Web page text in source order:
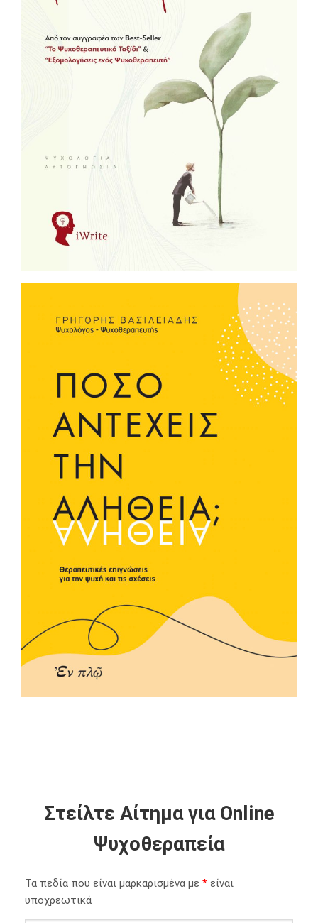
Στείλτε Αίτημα για Online
Ψυχοθεραπεία
Τα πεδία που είναι μαρκαρισμένα με * είναι
υποχρεωτικά